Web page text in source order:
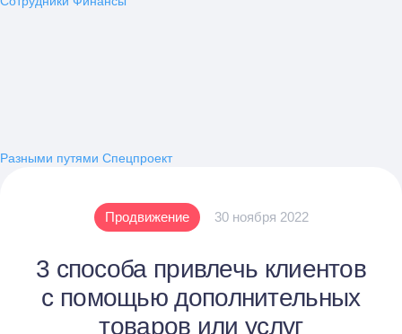
Разными путями Спецпроект
Продвижение 30 ноября 2022
3 способа привлечь клиентов
с помощью дополнительных
товаров или услуг